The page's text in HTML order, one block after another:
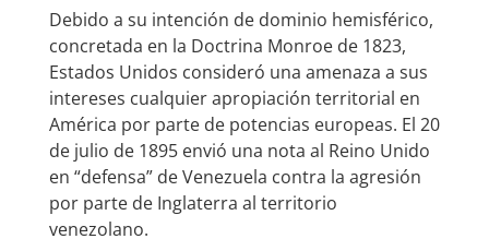
Debido a su intención de dominio hemisférico,
concretada en la Doctrina Monroe de 1823,
Estados Unidos consideró una amenaza a sus
intereses cualquier apropiación territorial en
América por parte de potencias europeas. El 20
de julio de 1895 envió una nota al Reino Unido
en “defensa” de Venezuela contra la agresión
por parte de Inglaterra al territorio
venezolano.